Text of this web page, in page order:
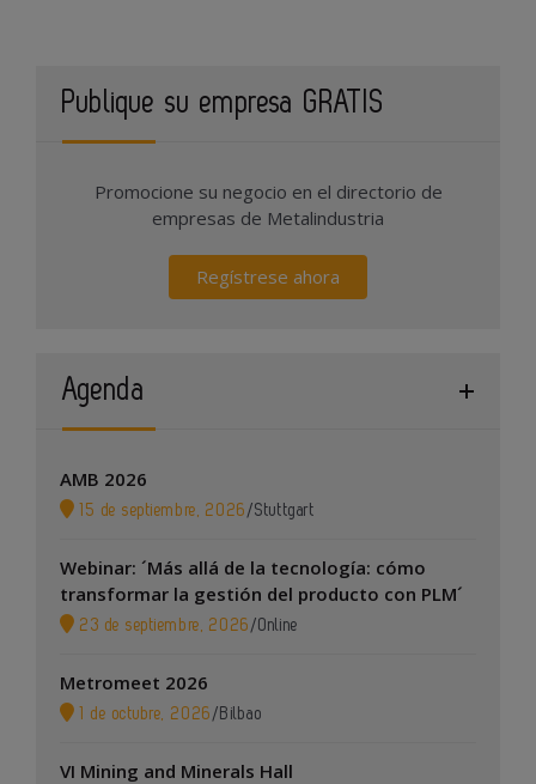
Publique su empresa GRATIS
Promocione su negocio en el directorio de
empresas de Metalindustria
Regístrese ahora
Agenda
AMB 2026
15 de septiembre, 2026 /Stuttgart
Webinar: ´Más allá de la tecnología: cómo
transformar la gestión del producto con PLM´
23 de septiembre, 2026 /Online
Metromeet 2026
1 de octubre, 2026 / Bilbao
VI Mining and Minerals Hall